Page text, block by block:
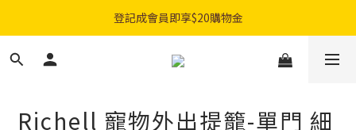
購物滿$300免費順豐智能櫃｜$450免費送貨上門
登記成會員即享$20購物金
購物滿$300免費順豐智能櫃｜$450免費送貨上門
Richell 寵物外出提籠-單門 細